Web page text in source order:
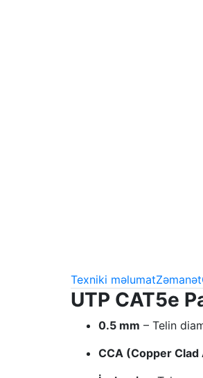
Texniki məlumatZəmanət
UTP CAT5e
0.5 mm – Telin
CCA (Copper Clad